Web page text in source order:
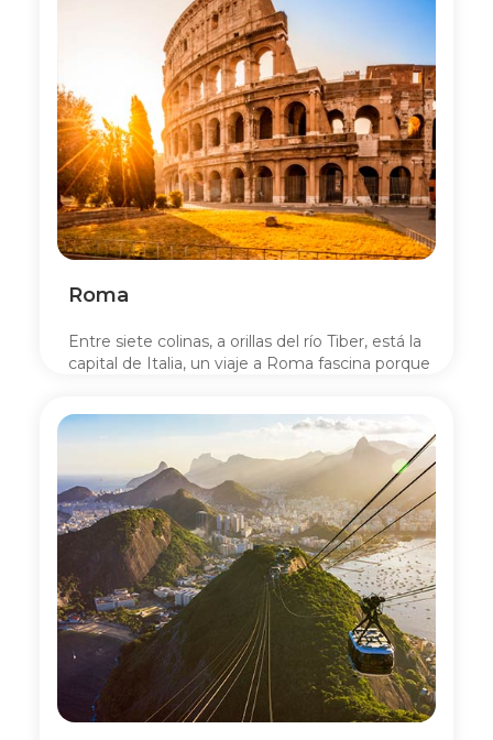
Asistencia
viajes
Viajes Empresas
Centro
ayuda
Roma
Entre siete colinas, a orillas del río Tiber, está la
capital de Italia, un viaje a Roma fascina porque